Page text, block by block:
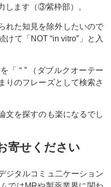
します（③紫枠部）。
れた知見を除外したいので
て「NOT “in vitro”」と入
「 “ ” （ダブルクオーテー
りのフレーズとして検索さ
文を探すのも楽になるでし
寄せください
ジタルコミュ二ケーション